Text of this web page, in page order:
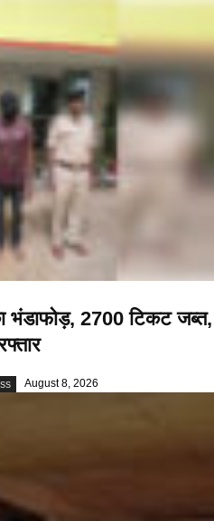
भंडाफोड़, 2700 टिकट जब्त,
August 8, 2026